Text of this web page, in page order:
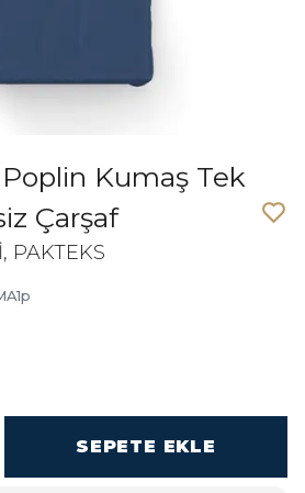
Kumaş Tek
Çarşaf
PAKTEKS
SEPETE EKLE